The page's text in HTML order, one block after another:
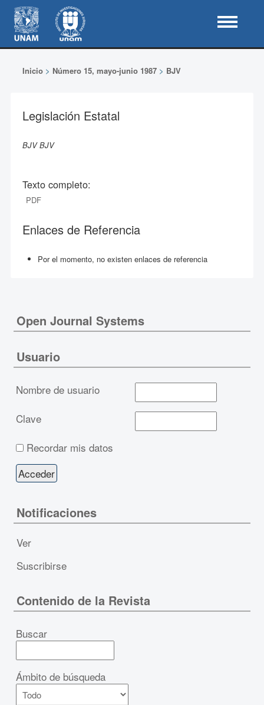
Inicio> Número 15, mayo-junio 1987> BJV
Legislación Estatal
BJV BJV
Texto completo:
PDF
Enlaces de Referencia
Por el momento, no existen enlaces de referencia
Open Journal Systems
Usuario
Nombre de usuario
Clave
Recordar mis datos
Notificaciones
Ver
Suscribirse
Contenido de la Revista
Buscar
Ámbito de búsqueda